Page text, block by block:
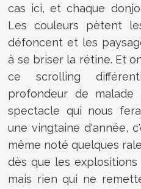
cas ici, et chaque
Les couleurs pètent
défoncent et les
à se briser la rétine. Et
ce scrolling
profondeur de malade
spectacle qui nous
une vingtaine d'année,
même noté quelques
dès que les
mais rien qui ne